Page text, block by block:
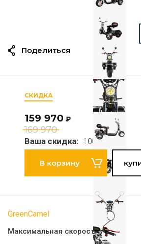
СКИДКА
159 970 ₽
169 970
Ваша скидка: 10000 руб
В корзину
GreenCamel
Максимальная скорость
Поделиться